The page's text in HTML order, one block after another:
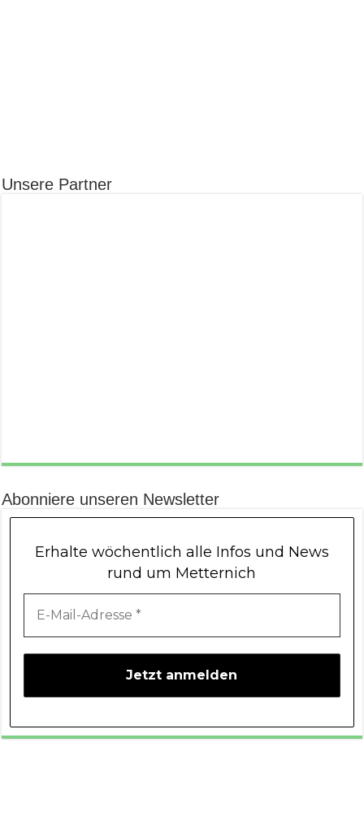
Unsere Partner
Abonniere unseren Newsletter
Erhalte wöchentlich alle Infos und News
rund um Metternich